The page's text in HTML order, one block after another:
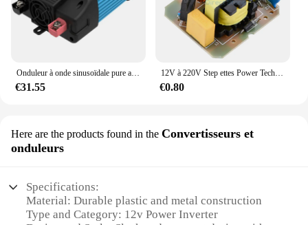
Onduleur à onde sinusoïdale pure avec affichage LED, convertisseur de puissance à tension, onduleur solaire, 12V, 24V à AC 110V, 220V, 4000W, 6000W
€31.55
12V à 220V Step ettes Power Tech 35W DC-AC Boost Inverter Tech Tourists Channel Inverse Converter Booster Tech Power Sochi
€0.80
Here are the products found in the Convertisseurs et
onduleurs
Specifications:
Material: Durable plastic and metal construction
Type and Category: 12v Power Inverter